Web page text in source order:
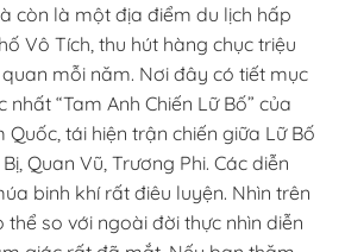
còn là một địa điểm du lịch hấp
Vô Tích, thu hút hàng chục triệu
mỗi năm. Nơi đây có tiết mục
nhất “Tam Anh Chiến Lữ Bố” của
tái hiện trận chiến giữa Lữ Bố
Quan Vũ, Trương Phi. Các diễn
binh khí rất điêu luyện. Nhìn trên
so với ngoài đời thực nhìn diễn